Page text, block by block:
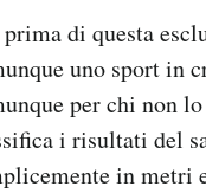
di questa
uno sport in
per chi non
i risultati del
in metri